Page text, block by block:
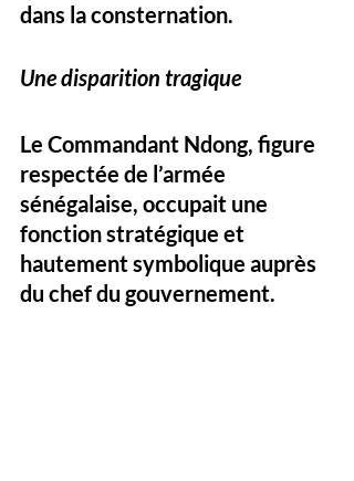
dans la consternation.
Une disparition tragique
Le Commandant Ndong, figure
respectée de l’armée
sénégalaise, occupait une
fonction stratégique et
hautement symbolique auprès
du chef du gouvernement.